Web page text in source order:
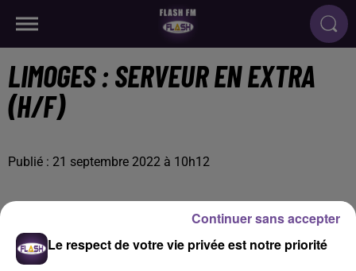
LIMOGES : SERVEUR EN EXTRA
(H/F)
Publié : 21 septembre 2022 à 10h12
Le respect de votre vie privée est notre priorité
Continuer sans accepter